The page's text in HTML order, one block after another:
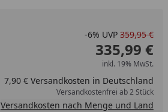
-6% UVP 359,95 €
335,99 €
inkl. 19% MwSt.
7,90 € Versandkosten in Deutschland
Versandkostenfrei ab 2 Stück
Versandkosten nach Menge und Land